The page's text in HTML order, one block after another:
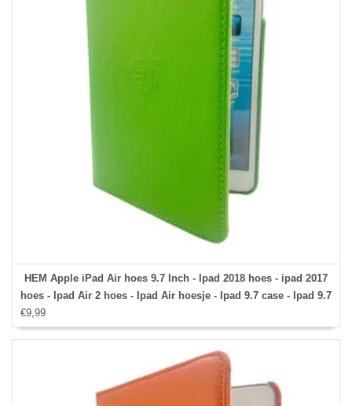
HEM Apple iPad Air hoes 9.7 Inch - Ipad 2018 hoes - ipad 2017
hoes - Ipad Air 2 hoes - Ipad Air hoesje - Ipad 9.7 case - Ipad 9.7
Autowake Draaibare Cover - Ipad hoes 2017/2018 - Groen -
Gehele draaibare bescherming voor Ipad
€9,99